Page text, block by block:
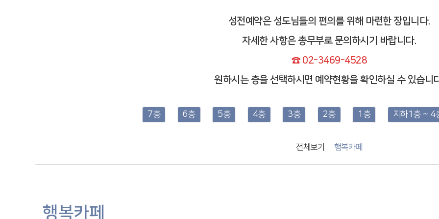
성전예약은 성도님들의 편의를 위해 마련한 장입니다.
자세한 사항은 총무부로 문의하시기 바랍니다.
☎ 02-3469-4528
원하시는 층을 선택하시면 예약현황을 확인하실 수 있습니
7층 6층 5층 4층 3층 2층 1층 지하1층 ~ 4
전체보기 행복카페
행복카페